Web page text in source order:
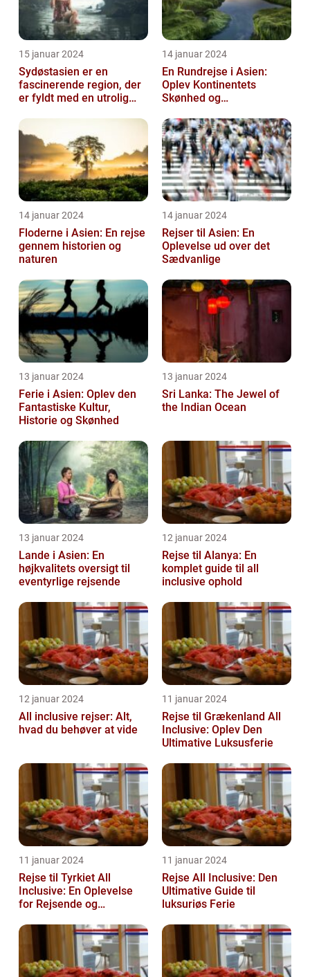
15 januar 2024
Sydøstasien er en
fascinerende region, der
er fyldt med en utrolig
en blandi...
14 januar 2024
En Rundrejse i Asien:
Oplev Kontinentets
Skønhed og
14 januar 2024
Floderne i Asien: En rejse
gennem historien og
naturen
14 januar 2024
Rejser til Asien: En
Oplevelse ud over det
Sædvanlige
13 januar 2024
Ferie i Asien: Oplev den
Fantastiske Kultur,
Historie og Skønhed
13 januar 2024
Sri Lanka: The Jewel of
the Indian Ocean
13 januar 2024
Lande i Asien: En
højkvalitets oversigt til
eventyrlige rejsende
12 januar 2024
Rejse til Alanya: En
komplet guide til all
inclusive ophold
12 januar 2024
All inclusive rejser: Alt,
hvad du behøver at vide
11 januar 2024
Rejse til Grækenland All
Inclusive: Oplev Den
Ultimative Luksusferie
11 januar 2024
Rejse til Tyrkiet All
Inclusive: En Oplevelse
for Rejsende og
11 januar 2024
Rejse All Inclusive: Den
Ultimative Guide til
luksuriøs Ferie